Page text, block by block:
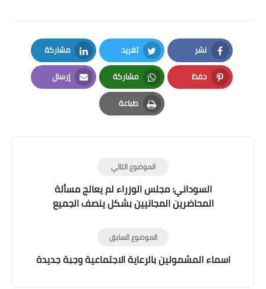
نشر
Facebook
تغريد
Twitter
مشاركة
LinkedIn
حفظ
Pinterest
مشاركة
Whatsapp
إرسال
Email
طباعة
Print
الموضوع التالي
السوداني: مجلس الوزراء لم يعالج مسألة
المحاضرين المجانيين بشكل ينصف الجميع
الموضوع السابق
اسماء المشمولين بالرعاية الاجتماعية وجبة جديدة